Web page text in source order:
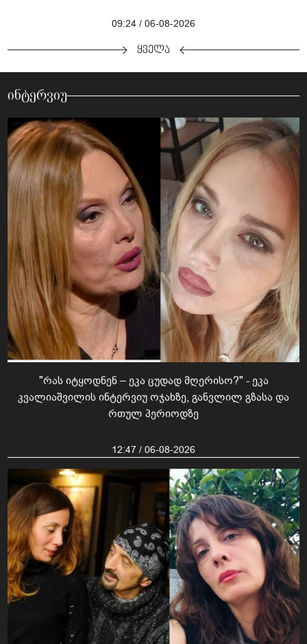
09:24 / 06-08-2026
ყველა
ინტერვიუ
"რას იტყოდნენ – ეკა ცუდად მღერისო?" - ეკა
კვალიაშვილის ინტერვიუ ოჯახზე, განვლილ გზასა და
რთულ პერიოდზე
12:47 / 06-08-2026